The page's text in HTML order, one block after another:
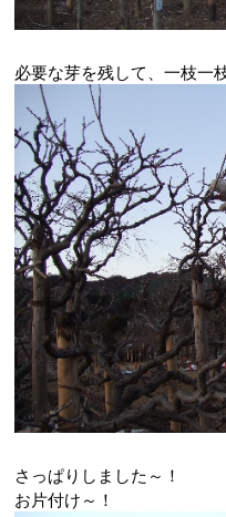
必要な芽を残して、一枝一
さっぱりしました～！
お片付け～！